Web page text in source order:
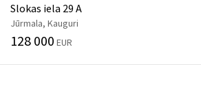
Slokas iela 29 A
Jūrmala, Kauguri
128 000 EUR